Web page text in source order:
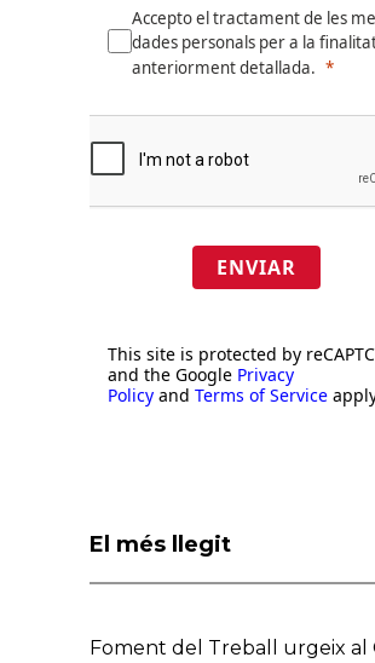
Accepto el tractament de les
dades personals per a la
anteriorment detallada.
ENVIAR
This site is protected by
and the Google Privacy
Policy and Terms of Service
El més llegit
Foment del Treball urgeix al